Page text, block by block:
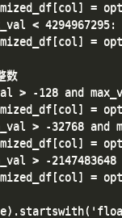
=
< 4294967295:
=
数
> -128 and
=
> -32768 and
=
> -
=